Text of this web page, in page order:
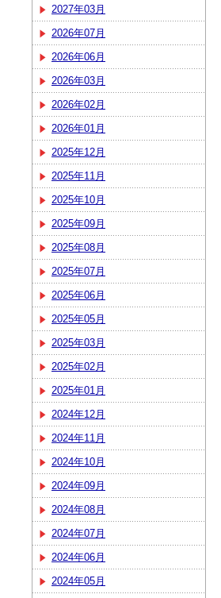
2027年03月
2026年07月
2026年06月
2026年03月
2026年02月
2026年01月
2025年12月
2025年11月
2025年10月
2025年09月
2025年08月
2025年07月
2025年06月
2025年05月
2025年03月
2025年02月
2025年01月
2024年12月
2024年11月
2024年10月
2024年09月
2024年08月
2024年07月
2024年06月
2024年05月